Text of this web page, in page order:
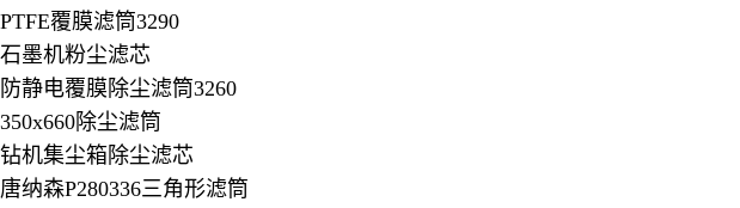
PTFE覆膜滤筒3290
石墨机粉尘滤芯
防静电覆膜除尘滤筒3260
350x660除尘滤筒
钻机集尘箱除尘滤芯
唐纳森P280336三角形滤筒